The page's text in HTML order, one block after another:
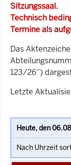
Sitzungssaal.
Technisch
Termine als
Das
123/26”)
Letzte